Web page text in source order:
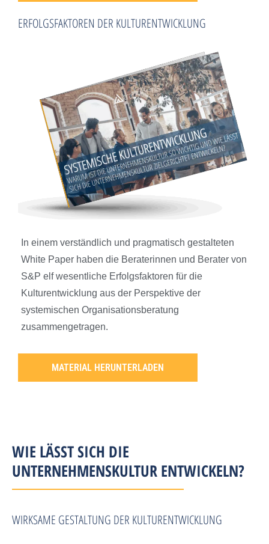
ERFOLGSFAKTOREN DER KULTURENTWICKLUNG
In einem verständlich und pragmatisch gestalteten
White Paper haben die Beraterinnen und Berater von
S&P elfwesentliche Erfolgsfaktoren für die
Kulturentwicklung aus der Perspektive der
systemischen Organisationsberatung
zusammengetragen.
MATERIAL HERUNTERLADEN
WIE LÄSST SICH DIE
UNTERNEHMENSKULTUR ENTWICKELN?
WIRKSAME GESTALTUNG DER KULTURENTWICKLUNG